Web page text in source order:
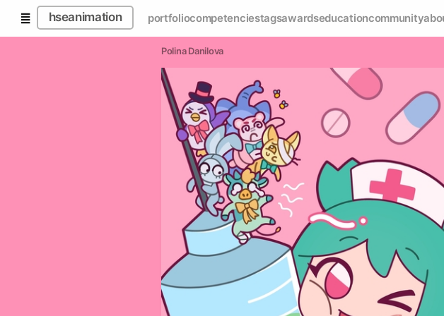
hseanimation portfoliocompetenciestagsawardseducationcommunity
Polina Danilova